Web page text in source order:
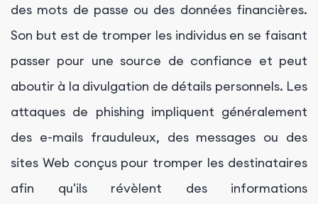
des mots de passe ou des données financières.
Son but est de tromper les individus en se faisant
passer pour une source de confiance et peut
aboutir à la divulgation de détails personnels. Les
attaques de phishing impliquent généralement
des e-mails frauduleux, des messages ou des
sites Web conçus pour tromper les destinataires
afin qu'ils révèlent des informations